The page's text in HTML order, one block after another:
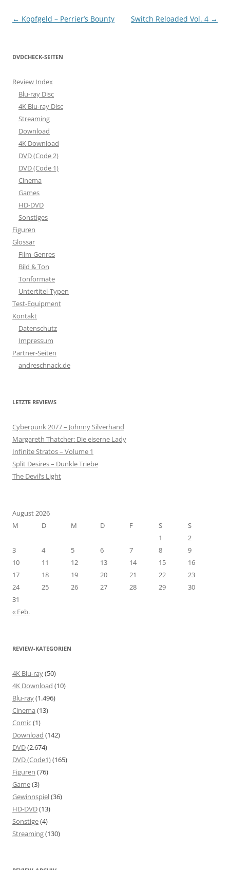
Beitragsnavigation
← Kopfgeld – Perrier’s Bounty Switch Reloaded Vol. 4 →
DVDCHECK-SEITEN
Review Index
Blu-ray Disc
4K Blu-ray Disc
Streaming
Download
4K Download
DVD (Code 2)
DVD (Code 1)
Cinema
Games
HD-DVD
Sonstiges
Figuren
Glossar
Film-Genres
Bild & Ton
Tonformate
Untertitel-Typen
Test-Equipment
Kontakt
Datenschutz
Impressum
Partner-Seiten
andreschnack.de
LETZTE REVIEWS
Cyberpunk 2077 – Johnny Silverhand
Margareth Thatcher: Die eiserne Lady
Infinite Stratos – Volume 1
Split Desires – Dunkle Triebe
The Devil’s Light
August 2026
M
D M D F S
S
1
2
3
4 5 6 7 8
9
10
11 12 13 14 15
16
17
18 19 20 21 22
23
24
25 26 27 28 29
30
31
« Feb.
REVIEW-KATEGORIEN
4K Blu-ray(50)
4K Download (10)
Blu-ray(1.496)
Cinema (13)
Comic(1)
Download (142)
DVD(2.674)
DVD (Code1)(165)
Figuren (76)
Game(3)
Gewinnspiel(36)
HD-DVD(13)
Sonstige(4)
Streaming(130)